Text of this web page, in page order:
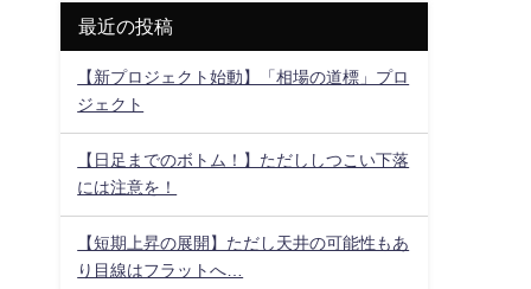
最近の投稿
【新プロジェクト始動】「相場の道標」プロ
ジェクト
【日足までのボトム！】ただししつこい下落
には注意を！
【短期上昇の展開】ただし天井の可能性もあ
り目線はフラットへ…